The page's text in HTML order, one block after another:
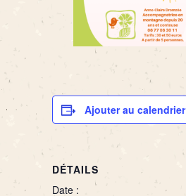
Ajouter au calendrier
DÉTAILS
Date :